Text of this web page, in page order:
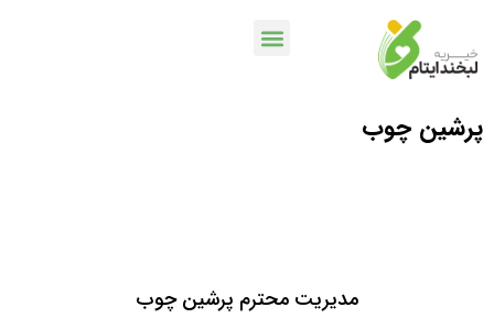
پرشین چوب
مدیریت محترم پرشین چوب